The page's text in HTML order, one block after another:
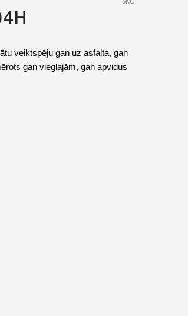
veiktspēju gan uz asfalta, gan
gan vieglajām, gan apvidus